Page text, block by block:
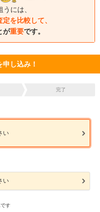
には、
を比較して、
が重要です。
し込み！
完了
い
い
す